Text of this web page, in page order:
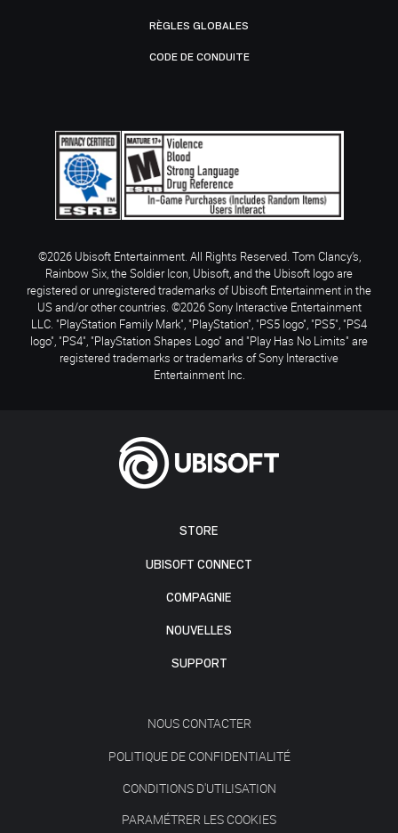
STORE
UBISOFT CONNECT
COMPAGNIE
NOUVELLES
SUPPORT
NOUS CONTACTER
POLITIQUE DE CONFIDENTIALITÉ
CONDITIONS D'UTILISATION
PARAMÉTRER LES COOKIES
RÈGLES GLOBALES
CODE DE CONDUITE
©2026 Ubisoft Entertainment. All Rights Reserved. Tom Clancy’s,
Rainbow Six, the Soldier Icon, Ubisoft, and the Ubisoft logo are
registered or unregistered trademarks of Ubisoft Entertainment in the
US and/or other countries. ©2026 Sony Interactive Entertainment
LLC. "PlayStation Family Mark", "PlayStation", "PS5 logo", "PS5", "PS4
logo", "PS4", "PlayStation Shapes Logo" and "Play Has No Limits" are
registered trademarks or trademarks of Sony Interactive
Entertainment Inc.